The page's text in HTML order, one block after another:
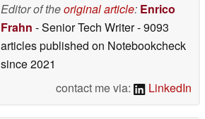
Editor of theoriginal article: Enrico
Frahn - Senior Tech Writer- 9093
articles published on Notebookcheck
since 2021
contact me via:
LinkedIn